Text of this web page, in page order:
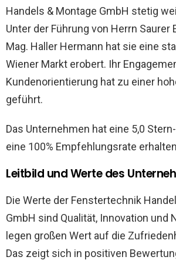
Handels & Montage GmbH stetig
Unter der Führung von Herrn Saurer
Mag. Haller Hermann hat sie eine
Wiener Markt erobert. Ihr
Kundenorientierung hat zu einer
geführt.
Das Unternehmen hat eine 5,0
eine 100% Empfehlungsrate
Leitbild und Werte des
Die Werte der Fenstertechnik
GmbH sind Qualität, Innovation und
legen großen Wert auf die
Das zeigt sich in positiven